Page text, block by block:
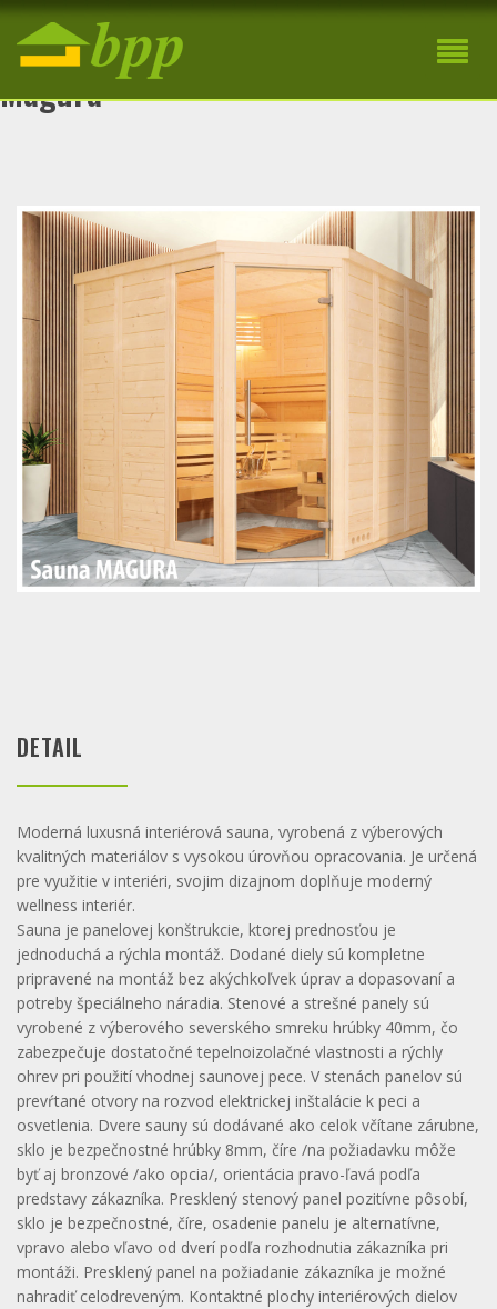
Drevená interiérová fínska sauna
Magura
DETAIL
Moderná luxusná interiérová sauna, vyrobená z výberových
kvalitných materiálov s vysokou úrovňou opracovania. Je určená
pre využitie v interiéri, svojim dizajnom doplňuje moderný
wellness interiér.
Sauna je panelovej konštrukcie, ktorej prednosťou je
jednoduchá a rýchla montáž. Dodané diely sú kompletne
pripravené na montáž bez akýchkoľvek úprav a dopasovaní a
potreby špeciálneho náradia. Stenové a strešné panely sú
vyrobené z výberového severského smreku hrúbky 40mm, čo
zabezpečuje dostatočné tepelnoizolačné vlastnosti a rýchly
ohrev pri použití vhodnej saunovej pece. V stenách panelov sú
prevŕtané otvory na rozvod elektrickej inštalácie k peci a
osvetlenia. Dvere sauny sú dodávané ako celok včítane zárubne,
sklo je bezpečnostné hrúbky 8mm, číre /na požiadavku môže
byť aj bronzové /ako opcia/, orientácia pravo-ľavá podľa
predstavy zákazníka. Presklený stenový panel pozitívne pôsobí,
sklo je bezpečnostné, číre, osadenie panelu je alternatívne,
vpravo alebo vľavo od dverí podľa rozhodnutia zákazníka pri
montáži. Presklený panel na požiadanie zákazníka je možné
nahradiť celodreveným. Kontaktné plochy interiérových dielov